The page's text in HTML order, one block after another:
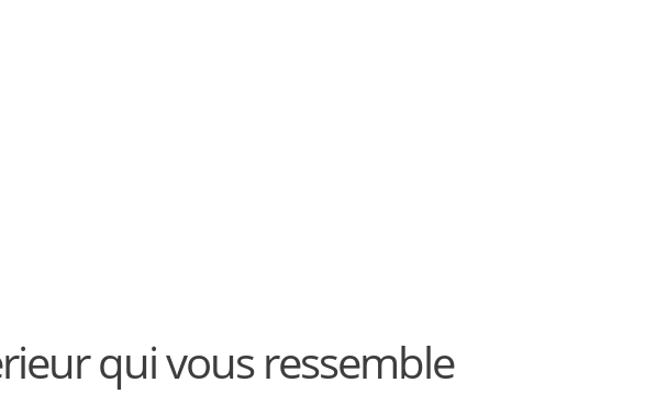
qui vous ressemble